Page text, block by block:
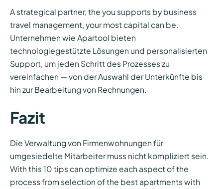
A strategical partner, the you supports by business
travel management, your most capital can be.
Unternehmen wie Apartool bieten
technologiegestützte Lösungen und personalisierten
Support, um jeden Schritt des Prozesses zu
vereinfachen — von der Auswahl der Unterkünfte bis
hin zur Bearbeitung von Rechnungen.
Fazit
Die Verwaltung von Firmenwohnungen für
umgesiedelte Mitarbeiter muss nicht kompliziert sein.
With this 10 tips can optimize each aspect of the
process from selection of the best apartments with